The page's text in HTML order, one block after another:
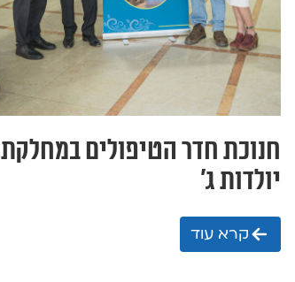
חנוכת חדר הטיפולים במחלקת
יולדות ג'
קרא עוד